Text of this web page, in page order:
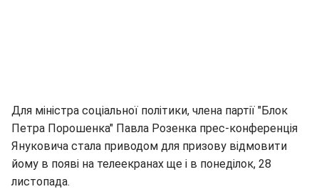
Для міністра соціальної політики, члена партії "Блок
Петра Порошенка" Павла Розенка прес-конференція
Януковича стала приводом для призову відмовити
йому в появі на телеекранах ще і в понеділок, 28
листопада.